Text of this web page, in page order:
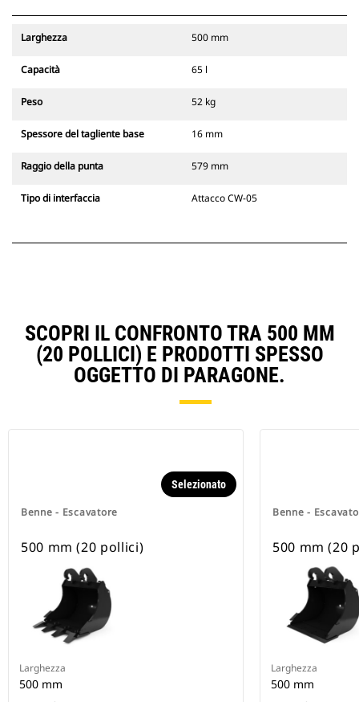
Larghezza 500 mm
Capacità 65 l
Peso 52 kg
Spessore del tagliente base 16 mm
Raggio della punta 579 mm
Tipo di interfaccia Attacco CW-05
SCOPRI IL CONFRONTO TRA 500 MM
(20 POLLICI) E PRODOTTI SPESSO
OGGETTO DI PARAGONE.
Benne - Escavatore
Selezionato
500 mm (20 pollici)
Larghezza
500 mm
Benne -
500 mm (20
Larghezza
500 mm